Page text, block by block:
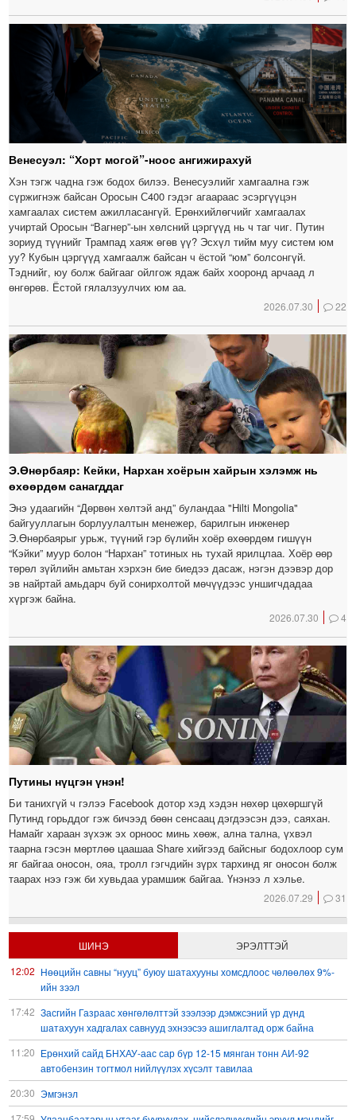
Венесуэл: “Хорт могой”-ноос ангижирахуй
Хэн тэгж чадна гэж бодох билээ. Венесуэлийг хамгаална гэж
сүржигнэж байсан Оросын С400 гэдэг агаараас эсэргүүцэн
хамгаалах систем ажилласангүй. Ерөнхийлөгчийг хамгаалах
учиртай Оросын “Вагнер”-ын хөлсний цэргүүд нь ч таг чиг. Путин
зориуд түүнийг Трампад хаяж өгөв үү? Эсхүл тийм муу систем юм
уу? Кубын цэргүүд хамгаалж байсан ч ёстой “юм” болсонгүй.
Тэднийг, юу болж байгааг ойлгож ядаж байх хооронд арчаад л
өнгөрөв. Ёстой гялалзуулчих юм аа.
2026.07.30 22
Э.Өнөрбаяр: Кейки, Нархан хоёрын хайрын хэлэмж нь
өхөөрдөм санагддаг
Энэ удаагийн “Дөрвөн хөлтэй анд” буландаа "Hilti Mongolia"
байгууллагын борлуулалтын менежер, барилгын инженер
Э.Өнөрбаярыг урьж, түүний гэр бүлийн хоёр өхөөрдөм гишүүн
“Кэйки” муур болон “Нархан” тотиных нь тухай ярилцлаа. Хоёр өөр
төрөл зүйлийн амьтан хэрхэн бие биедээ дасаж, нэгэн дээвэр дор
эв найртай амьдарч буй сонирхолтой мөчүүдээс уншигчдадаа
хүргэж байна.
2026.07.30 4
Путины нүцгэн үнэн!
Би танихгүй ч гэлээ Facebook дотор хэд хэдэн нөхөр цөхөршгүй
Путинд горьддог гэж бичээд бөөн сенсаац дэгдээсэн дээ, саяхан.
Намайг хараан зүхэж эх орноос минь хөөж, ална тална, үхвэл
таарна гэсэн мөртлөө цаашаа Share хийгээд байсныг бодохлоор сум
яг байгаа оносон, ояа, тролл гэгчдийн зүрх тархинд яг оносон болж
таарах нээ гэж би хувьдаа урамшиж байгаа. Үнэнээ л хэлье.
2026.07.29 31
ШИНЭ
ЭРЭЛТТЭЙ
12:02 Нөөцийн савны “нууц” буюу шатахууны хомсдлоос чөлөөлөх 9%-
ийн зээл
17:42 Засгийн Газраас хөнгөлөлттэй зээлээр дэмжсэний үр дүнд
шатахуун хадгалах савнууд эхнээсээ ашиглалтад орж байна
11:20 Ерөнхий сайд БНХАУ-аас сар бүр 12-15 мянган тонн АИ-92
автобензин тогтмол нийлүүлэх хүсэлт тавилаа
20:30 Эмгэнэл